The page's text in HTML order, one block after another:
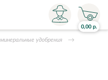
0,00р.
удобрения